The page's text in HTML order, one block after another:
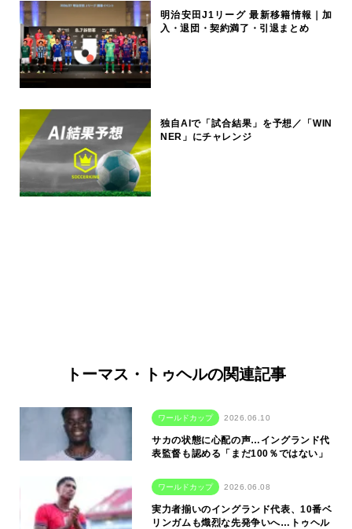
明治安田J1リーグ 最新移籍情報｜加
入・退団・契約満了・引退まとめ
独自AIで「試合結果」を予想／「WIN
NER」にチャレンジ
トーマス・トゥヘルの関連記事
ワールドカップ 2026.06.10
サカの状態に心配の声…イングランド代
表監督も認める「まだ100％ではない」
ワールドカップ 2026.06.08
実力者揃いのイングランド代表、10番ベ
リンガムも熾烈な先発争いへ…トゥヘル